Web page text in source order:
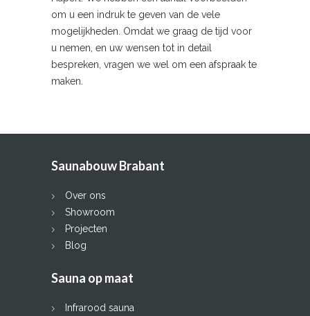
om u een indruk te geven van de vele
mogelijkheden. Omdat we graag de tijd voor
u nemen, en uw wensen tot in detail
bespreken, vragen we wel om een afspraak te
maken.
Saunabouw Brabant
Over ons
Showroom
Projecten
Blog
Sauna op maat
Infrarood sauna